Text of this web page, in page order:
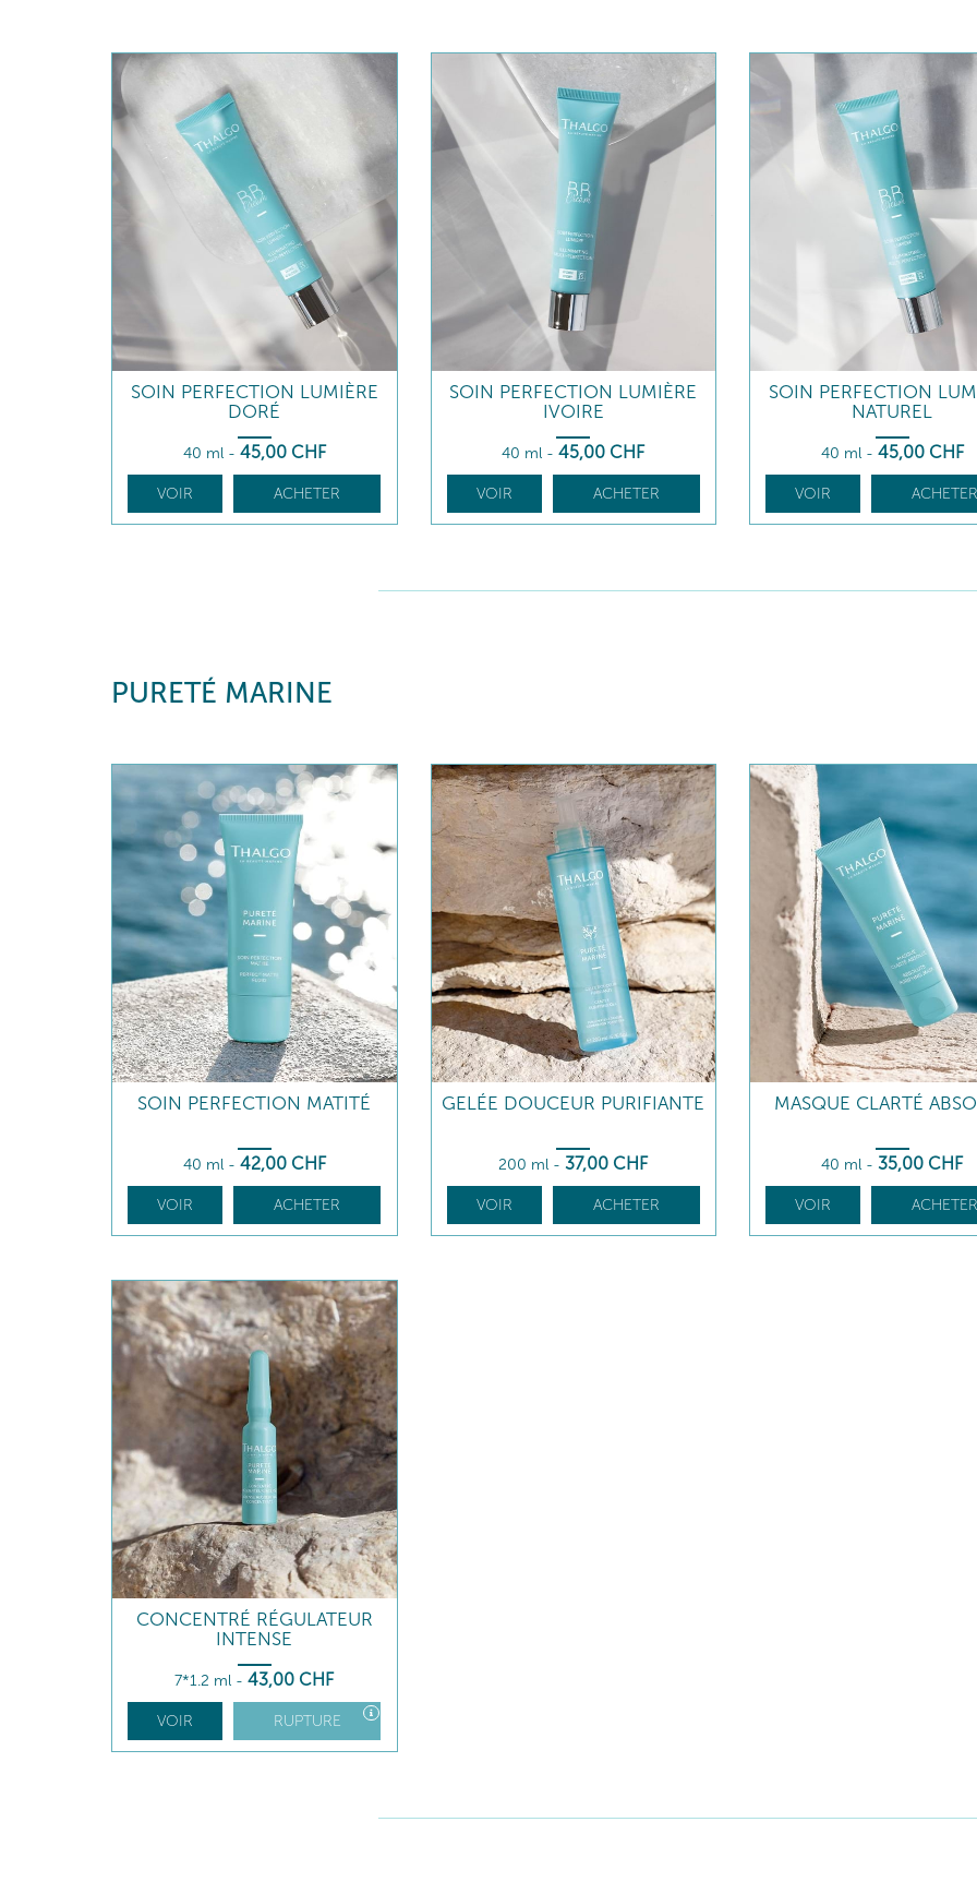
SOIN PERFECTION LUMIÈRE
DORÉ
40 ml - 45,00 CHF
VOIR ACHETER
SOIN PERFECTION LUMIÈRE
IVOIRE
40 ml -45,00 CHF
VOIR ACHETER
SOIN PERFECTION
NATUREL
40 ml - 45,00 CHF
VOIR
PURETÉ MARINE
SOIN PERFECTION MATITÉ
40 ml - 42,00 CHF
VOIR ACHETER
GELÉE DOUCEUR PURIFIANTE
200 ml -37,00 CHF
VOIR ACHETER
MASQUE CLARTÉ
40 ml -35,00 CHF
VOIR
CONCENTRÉ RÉGULATEUR
INTENSE
7*1.2 ml -43,00 CHF
VOIR RUPTURE